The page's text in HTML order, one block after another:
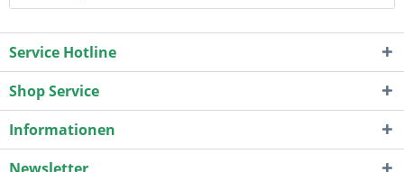
Service Hotline
Shop Service
Informationen